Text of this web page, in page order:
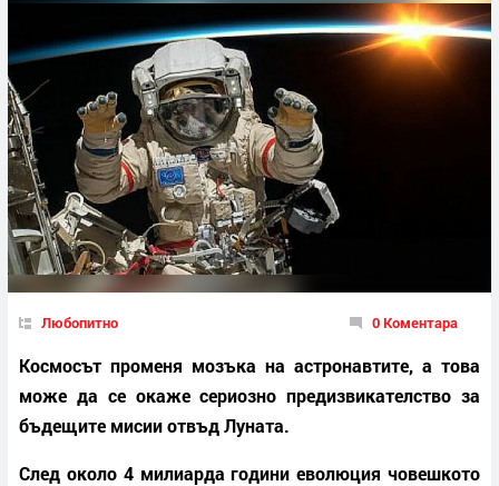
Любопитно 0 Коментара
Космосът променя мозъка на астронавтите, а това
може да се окаже сериозно предизвикателство за
бъдещите мисии отвъд Луната.
След около 4 милиарда години еволюция човешкото